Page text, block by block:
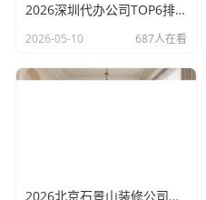
2026深圳代办公司TOP6排行：哪家注册财税口碑最好？
2026-05-10 687人在看
2026北京石景山装修公司口碑排行：老房改造二手房翻新优选评测